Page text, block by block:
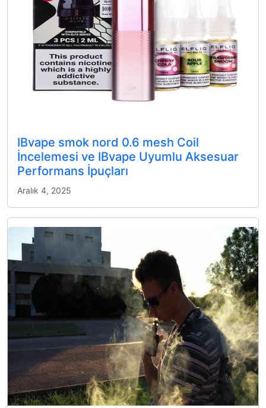
IBvape smok nord 0.6 mesh Coil
İncelemesi ve IBvape Uyumlu Aksesuar
Performans İpuçları
Aralık 4, 2025